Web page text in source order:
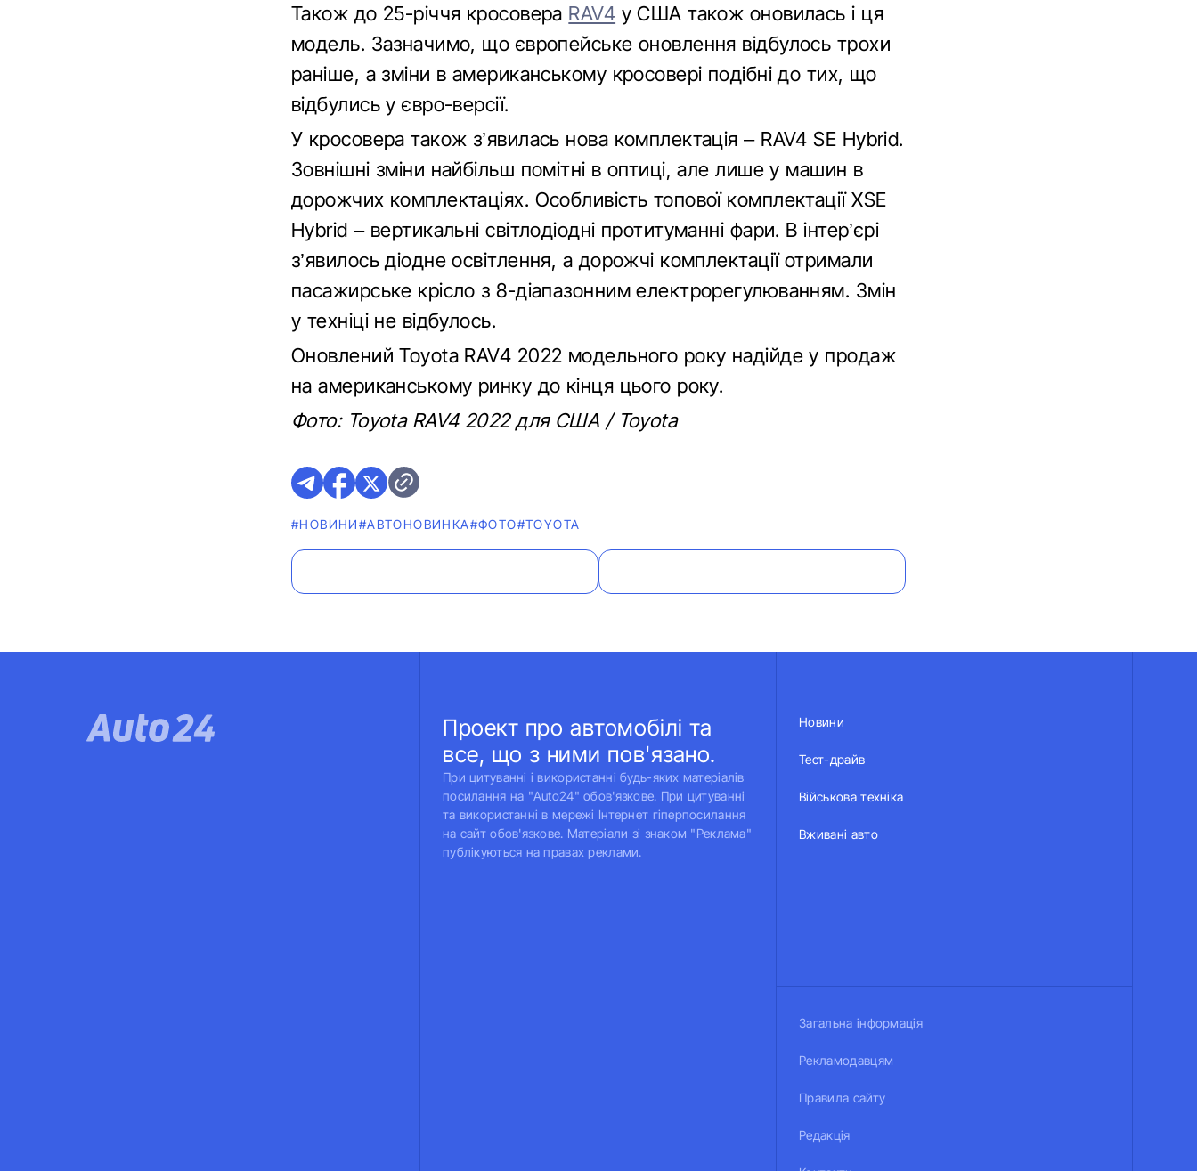
Також до 25-річчя кросовера RAV4 у США також оновилась і ця
модель. Зазначимо, що європейське оновлення відбулось трохи
раніше, а зміни в американському кросовері подібні до тих, що
відбулись у євро-версії.
У кросовера також з’явилась нова комплектація – RAV4 SE Hybrid.
Зовнішні зміни найбільш помітні в оптиці, але лише у машин в
дорожчих комплектаціях. Особливість топової комплектації XSE
Hybrid – вертикальні світлодіодні протитуманні фари. В інтер’єрі
з’явилось діодне освітлення, а дорожчі комплектації отримали
пасажирське крісло з 8-діапазонним електрорегулюванням. Змін
у техніці не відбулось.
Оновлений Toyota RAV4 2022 модельного року надійде у продаж
на американському ринку до кінця цього року.
Фото: Toyota RAV4 2022 для США / Toyota
#НОВИНИ#АВТОНОВИНКА#ФОТО#TOYOTA
Проект про автомобілі та
все, що з ними пов'язано.
При цитуванні і використанні будь-яких матеріалів
посилання на "Auto24" обов'язкове. При цитуванні
та використанні в мережі Інтернет гіперпосилання
на сайт обов'язкове. Матеріали зі знаком "Реклама"
публікуються на правах реклами.
Новини
Тест-драйв
Військова техніка
Вживані авто
Загальна інформація
Рекламодавцям
Правила сайту
Редакція